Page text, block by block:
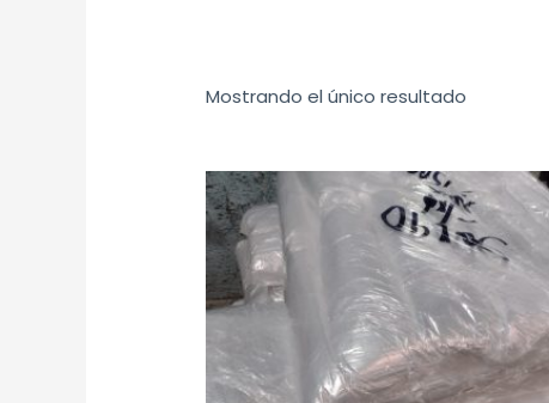
Mostrando el único resultado